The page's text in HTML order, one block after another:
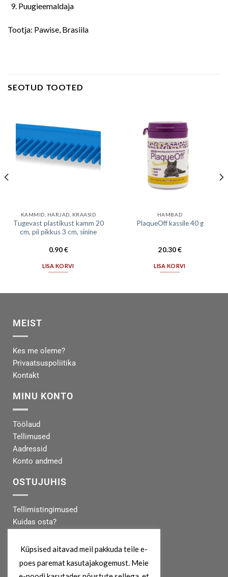
Puugieemaldaja
Tootja: Pawise, Brasiila
SEOTUD TOOTED
KAMMID, HARJAD, KRAASID
Tugevast plastikust kamm 20
cm, pii pikkus 3 cm, sinine
0.90€
LISA KORVI
HAMBAD
PlaqueOff kassile 40 g
20.30€
LISA KORVI
MEIST
Kes me oleme?
Privaatsuspoliitika
Kontakt
MINU KONTO
Töölaud
Tellimused
Aadressid
Konto andmed
OSTUJUHIS
Tellimistingimused
Kuidas osta?
Tarneinfo
MEIST
Küpsised aitavad meil pakkuda teile e-
poes paremat kasutajakogemust. Meie